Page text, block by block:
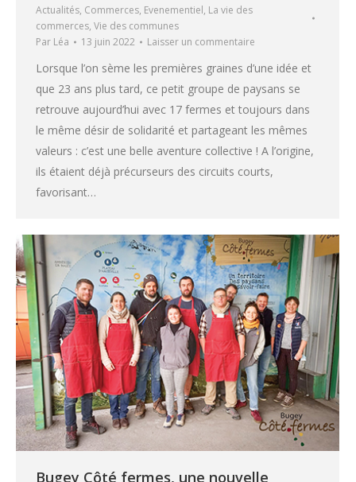
Actualités, Commerces, Evenementiel, La vie des
commerces, Vie des communes
Par Léa 13 juin 2022 Laisser un commentaire
Lorsque l’on sème les premières graines d’une idée et
que 23 ans plus tard, ce petit groupe de paysans se
retrouve aujourd’hui avec 17 fermes et toujours dans
le même désir de solidarité et partageant les mêmes
valeurs : c’est une belle aventure collective ! A l’origine,
ils étaient déjà précurseurs des circuits courts,
favorisant…
Bugey Côté fermes, une nouvelle